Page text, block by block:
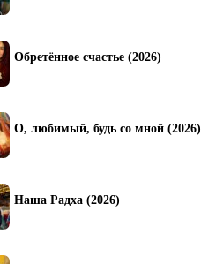
Обретённое счастье (2026)
О, любимый, будь со мной (2026)
Наша Радха (2026)